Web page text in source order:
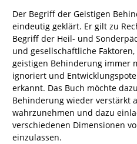
Der Begriff der Geistigen
eindeutig geklärt. Er gilt zu
Begriff der Heil- und
und gesellschaftliche
geistigen Behinderung immer
ignoriert und
erkannt. Das Buch möchte
Behinderung wieder verstärkt
wahrzunehmen und dazu
verschiedenen Dimensionen
einzulassen.